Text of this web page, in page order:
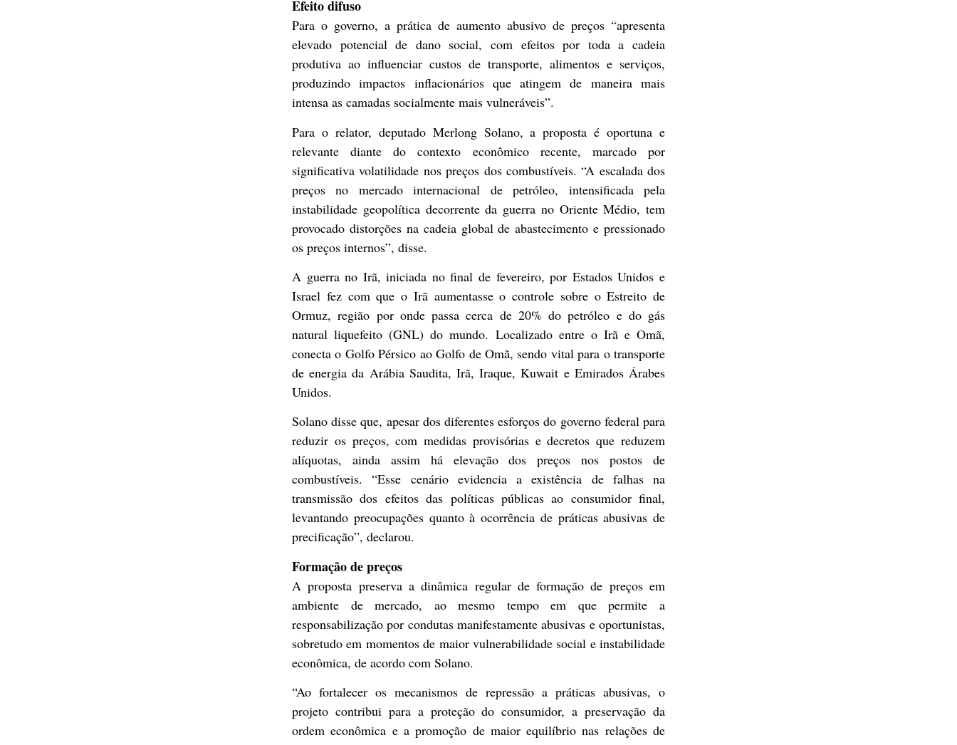
Efeito difuso
Para o governo, a prática de aumento abusivo de preços “apresenta
elevado potencial de dano social, com efeitos por toda a cadeia
produtiva ao influenciar custos de transporte, alimentos e serviços,
produzindo impactos inflacionários que atingem de maneira mais
intensa as camadas socialmente mais vulneráveis”.
Para o relator, deputado Merlong Solano, a proposta é oportuna e
relevante diante do contexto econômico recente, marcado por
significativa volatilidade nos preços dos combustíveis. “A escalada dos
preços no mercado internacional de petróleo, intensificada pela
instabilidade geopolítica decorrente da guerra no Oriente Médio, tem
provocado distorções na cadeia global de abastecimento e pressionado
os preços internos”, disse.
A guerra no Irã, iniciada no final de fevereiro, por Estados Unidos e
Israel fez com que o Irã aumentasse o controle sobre o Estreito de
Ormuz, região por onde passa cerca de 20% do petróleo e do gás
natural liquefeito (GNL) do mundo. Localizado entre o Irã e Omã,
conecta o Golfo Pérsico ao Golfo de Omã, sendo vital para o transporte
de energia da Arábia Saudita, Irã, Iraque, Kuwait e Emirados Árabes
Unidos.
Solano disse que, apesar dos diferentes esforços do governo federal para
reduzir os preços, com medidas provisórias e decretos que reduzem
alíquotas, ainda assim há elevação dos preços nos postos de
combustíveis. “Esse cenário evidencia a existência de falhas na
transmissão dos efeitos das políticas públicas ao consumidor final,
levantando preocupações quanto à ocorrência de práticas abusivas de
precificação”, declarou.
Formação de preços
A proposta preserva a dinâmica regular de formação de preços em
ambiente de mercado, ao mesmo tempo em que permite a
responsabilização por condutas manifestamente abusivas e oportunistas,
sobretudo em momentos de maior vulnerabilidade social e instabilidade
econômica, de acordo com Solano.
“Ao fortalecer os mecanismos de repressão a práticas abusivas, o
projeto contribui para a proteção do consumidor, a preservação da
ordem econômica e a promoção de maior equilíbrio nas relações de